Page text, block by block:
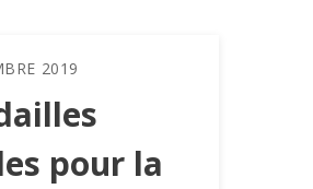
2019
pour la